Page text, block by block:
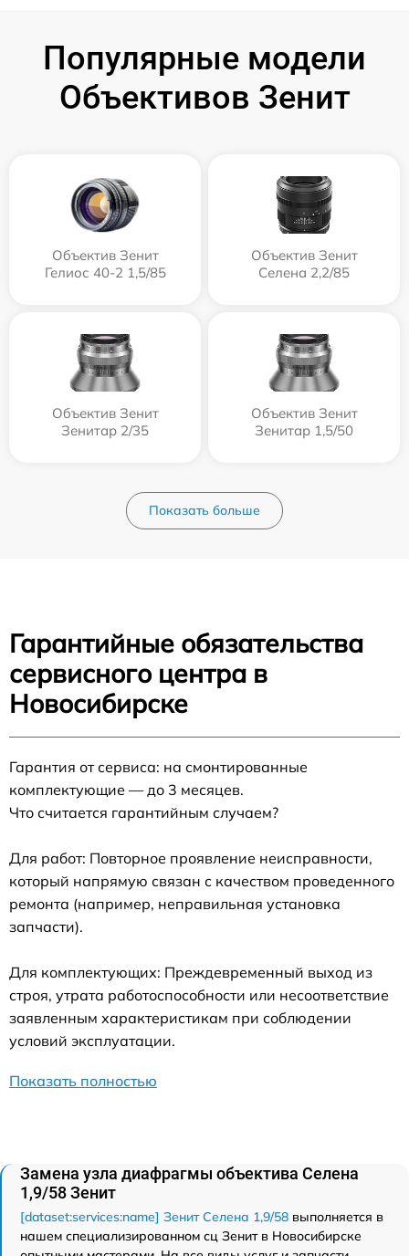
Популярные модели
Объективов Зенит
Объектив Зенит
Гелиос 40-2 1,5/85
Объектив Зенит
Селена 2,2/85
Объектив Зенит
Зенитар 2/35
Объектив Зенит
Зенитар 1,5/50
Показать больше
Гарантийные обязательства
сервисного центра в
Новосибирске
Гарантия от сервиса: на смонтированные
комплектующие — до 3 месяцев.
Что считается гарантийным случаем?
Для работ: Повторное проявление неисправности,
который напрямую связан с качеством проведенного
ремонта (например, неправильная установка
запчасти).
Для комплектующих: Преждевременный выход из
строя, утрата работоспособности или несоответствие
заявленным характеристикам при соблюдении
условий эксплуатации.
Показать полностью
Замена узла диафрагмы объектива Селена
1,9/58 Зенит
[dataset:services:name] Зенит Селена 1,9/58 выполняется в
нашем специализированном сц Зенит в Новосибирске